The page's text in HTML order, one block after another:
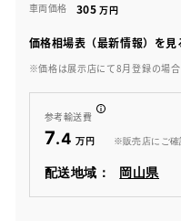
車両価格 305
価格相場表（最新情報）を見
※価格は展示店にて8月登録の場合
参考輸送費
7.4 ※販売店にご確
配送地域： 岡山県